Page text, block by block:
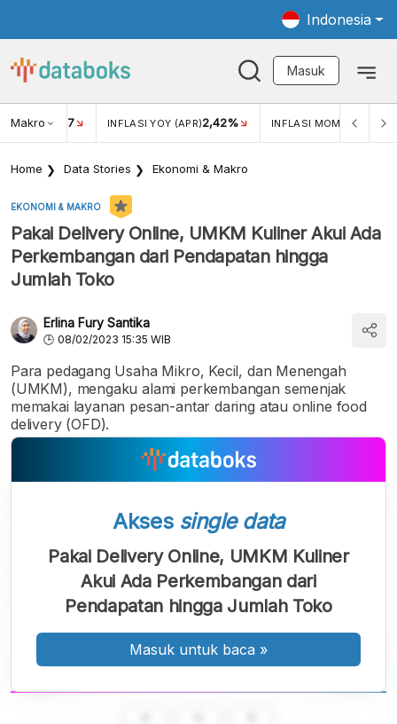
Indonesia
Masuk
Makro
USD/IDR 17 INFLASI YOY (APR)2,42% INFLASI MOM (MAR)
Home Data Stories Ekonomi & Makro
EKONOMI & MAKRO
Pakai Delivery Online, UMKM Kuliner Akui Ada
Perkembangan dari Pendapatan hingga
Jumlah Toko
Erlina Fury Santika
08/02/2023 15:35 WIB
Para pedagang Usaha Mikro, Kecil, dan Menengah
(UMKM), mengaku alami perkembangan semenjak
memakai layanan pesan-antar daring atau online food
delivery (OFD).
Akses single data
Pakai Delivery Online, UMKM Kuliner
Akui Ada Perkembangan dari
Pendapatan hingga Jumlah Toko
Masuk untuk baca »